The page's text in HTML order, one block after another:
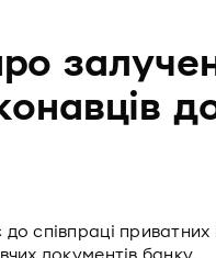
співпраці приватних